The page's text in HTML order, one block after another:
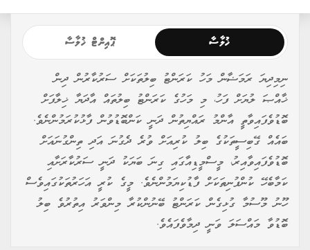
ޚުލާސާ ޕޮއިންޓް ޚުލާސާ
ނިމިދިޔަ ރަމަޟާން މަހު ކަރަންޓު ބިލުތަކަށް ސަރުކާރުން ދިން
ޚާއްޞަ ލުޔަށް ފަހު، މި މަހުގެ ކަރަންޓު ބިލުތައް އާދަޔާ ޚިލާފަށް
ބޮޑުވެފައިވާތީ އާންމު ރައްޔިތުން ދަނީ ކަންބޮޑުވުން ފާޅުކުރަމުންނެވެ.
ބައެއް ގޭބިސީތަކުގެ ބިލު ކުރިއަށް ވުރެ ދެގުނަ އަދި ތިންގުނައަށް
ބޮޑުވެފައިވާއިރު، މީސްމީޑިއާގައި ގިނަ ބަޔަކު ދަނީ ސަރުކާރަށާއި
ކަމާބެހޭ ކުންފުނިތަކަށް ފާޑުކިޔަމުންނެވެ. މީގެ ކުރީ އަހަރުތަކުގައިވެސް
ހޫނު މޫސުމާ ގުޅިގެން ކަރަންޓު ބޭނުންކުރާ މިންވަރު އިތުރުވެ ބިލު
ބޮޑުވާ މައްސަލަ ވަނީ ދިމާވެފައެވެ.